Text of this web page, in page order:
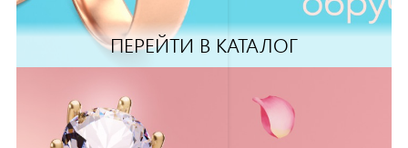
ПЕРЕЙТИ В КАТАЛОГ